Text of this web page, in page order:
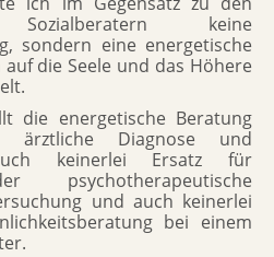
keine
sondern eine energetische
die Seele und das Höhere
die energetische Beratung
ärztliche Diagnose und
keinerlei Ersatz für
psychotherapeutische
und auch keinerlei
bei einem